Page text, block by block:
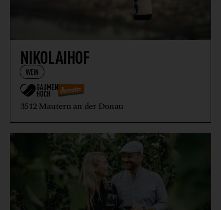
NIKOLAIHOF
WEIN
3512 Mautern an der Donau